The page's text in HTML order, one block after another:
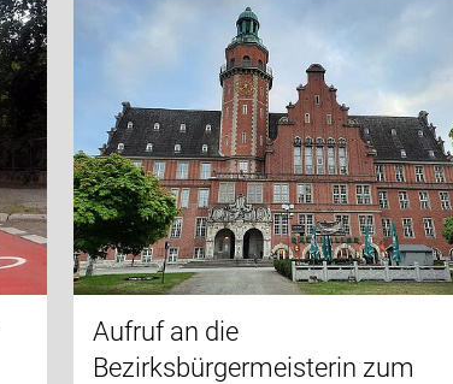
Aufruf an die
Bezirksbürgermeisterin zum